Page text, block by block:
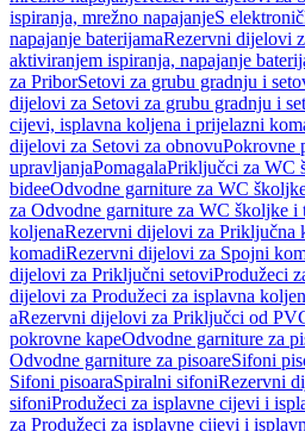
ispiranja, mrežno napajanjeS
napajanje baterijamaRezervni dijelovi
aktiviranjem ispiranja, napajanje
za PriborSetovi za grubu gradnju i
dijelovi za Setovi za grubu gradnju i
cijevi, isplavna koljena i prijelazni
dijelovi za Setovi za obnovuPokrovne
upravljanjaPomagalaPriključci za WC
bideeOdvodne garniture za WC
za Odvodne garniture za WC školjke i
koljenaRezervni dijelovi za Priključna
komadiRezervni dijelovi za Spojni
dijelovi za Priključni setoviProdužeci
dijelovi za Produžeci za isplavna
aRezervni dijelovi za Priključci od
pokrovne kapeOdvodne garniture za
Odvodne garniture za pisoareSifoni
Sifoni pisoaraSpiralni sifoniRezervni
sifoniProdužeci za isplavne cijevi i
za Produžeci za isplavne cijevi i